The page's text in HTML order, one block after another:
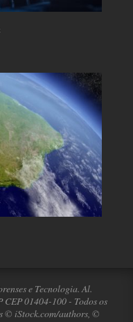
e Tecnologia. Al.
CEP 01404-100 - Todos os
© iStock.com/authors, ©